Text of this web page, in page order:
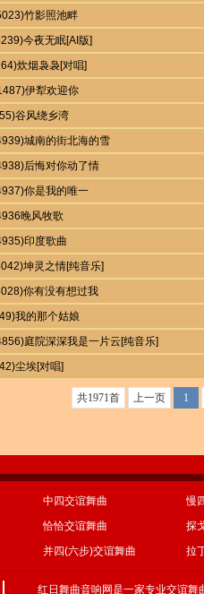
竹影照池畔
今夜无眠[AI版]
炊烟袅袅[对唱]
伊犁欢迎你
谷风绕乡湾
城南的街北海的雪
后悔对你动了情
你是我的唯一
晚风牧歌
印度歌曲
坤灵之情[纯音乐]
你有没有想过我
我的那个姑娘
庭院深深我是一片云[纯音乐]
尘埃[对唱]
共1971首 上一页 1
中四交谊舞曲 慢
恰恰交谊舞曲 探
并四(六步)交谊舞曲 拉
红日舞曲音响网是一家专业交谊舞